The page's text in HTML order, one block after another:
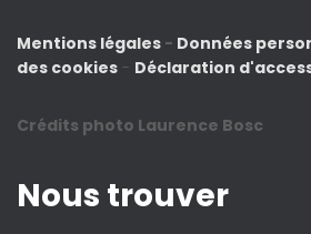
Mentions légales - Données
des cookies - Déclaration
Crédits photo Laurence Bosc
Nous trouver